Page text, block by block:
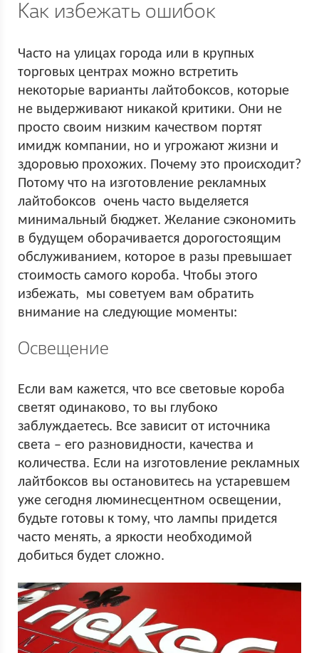
Как избежать ошибок
Часто на улицах города или в крупных
торговых центрах можно встретить
некоторые варианты лайтобоксов, которые
не выдерживают никакой критики. Они не
просто своим низким качеством портят
имидж компании, но и угрожают жизни и
здоровью прохожих. Почему это происходит?
Потому что на изготовление рекламных
лайтобоксов очень часто выделяется
минимальный бюджет. Желание сэкономить
в будущем оборачивается дорогостоящим
обслуживанием, которое в разы превышает
стоимость самого короба. Чтобы этого
избежать, мы советуем вам обратить
внимание на следующие моменты:
Освещение
Если вам кажется, что все световые короба
светят одинаково, то вы глубоко
заблуждаетесь. Все зависит от источника
света – его разновидности, качества и
количества. Если на изготовление рекламных
лайтбоксов вы остановитесь на устаревшем
уже сегодня люминесцентном освещении,
будьте готовы к тому, что лампы придется
часто менять, а яркости необходимой
добиться будет сложно.